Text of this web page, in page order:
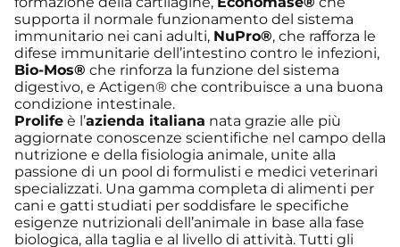
supporta il normale funzionamento del sistema
immunitario nei cani adulti, NuPro®, che rafforza le
difese immunitarie dell’intestino contro le infezioni,
Bio-Mos® che rinforza la funzione del sistema
digestivo, e Actigen® che contribuisce a una buona
condizione intestinale.
Prolife è l’azienda italiana nata grazie alle più
aggiornate conoscenze scientifiche nel campo della
nutrizione e della fisiologia animale, unite alla
passione di un pool di formulisti e medici veterinari
specializzati. Una gamma completa di alimenti per
cani e gatti studiati per soddisfare le specifiche
esigenze nutrizionali dell’animale in base alla fase
biologica, alla taglia e al livello di attività. Tutti gli